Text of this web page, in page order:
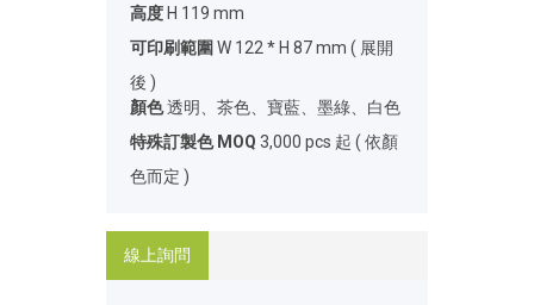
高度 H 119 mm
可印刷範圍 W 122 * H 87 mm ( 展開
後 )
顏色透明、茶色、寶藍、墨綠、白色
特殊訂製色 MOQ 3,000 pcs 起 ( 依顏
色而定 )
線上詢問